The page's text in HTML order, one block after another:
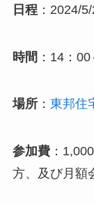
日程：2024/5/
時間 ：14：
場所： 東邦住
参加費：
方、及び月額